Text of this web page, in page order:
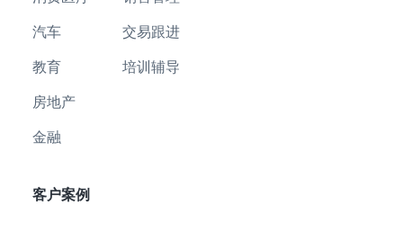
汽车
教育
房地产
金融
交易跟进
培训辅导
客户案例